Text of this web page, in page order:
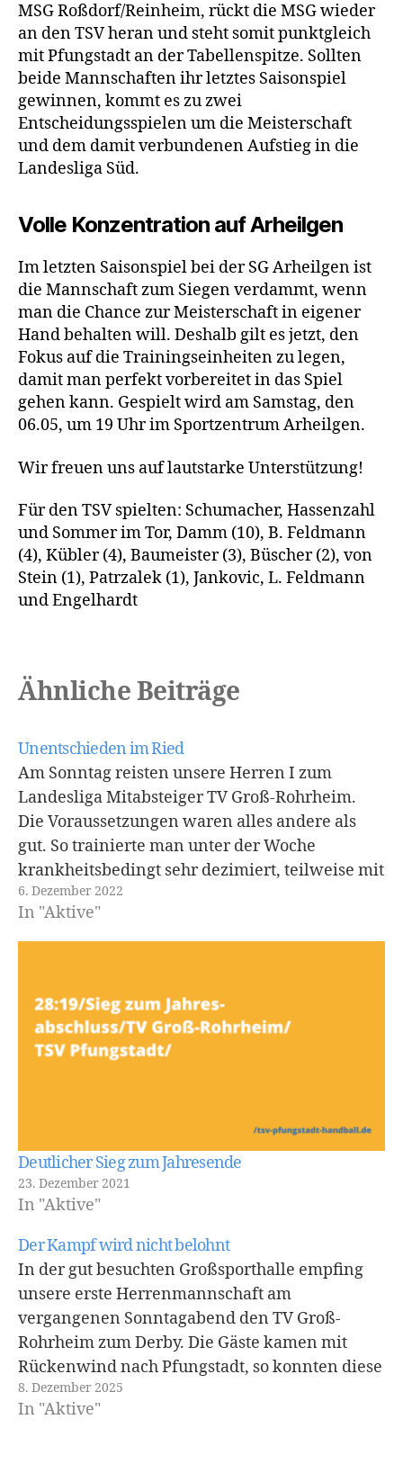
MSG Roßdorf/Reinheim, rückt die MSG wieder
an den TSV heran und steht somit punktgleich
mit Pfungstadt an der Tabellenspitze. Sollten
beide Mannschaften ihr letztes Saisonspiel
gewinnen, kommt es zu zwei
Entscheidungsspielen um die Meisterschaft
und dem damit verbundenen Aufstieg in die
Landesliga Süd.
Volle Konzentration auf Arheilgen
Im letzten Saisonspiel bei der SG Arheilgen ist
die Mannschaft zum Siegen verdammt, wenn
man die Chance zur Meisterschaft in eigener
Hand behalten will. Deshalb gilt es jetzt, den
Fokus auf die Trainingseinheiten zu legen,
damit man perfekt vorbereitet in das Spiel
gehen kann. Gespielt wird am Samstag, den
06.05, um 19 Uhr im Sportzentrum Arheilgen.
Wir freuen uns auf lautstarke Unterstützung!
Für den TSV spielten: Schumacher, Hassenzahl
und Sommer im Tor, Damm (10), B. Feldmann
(4), Kübler (4), Baumeister (3), Büscher (2), von
Stein (1), Patrzalek (1), Jankovic, L. Feldmann
und Engelhardt
Ähnliche Beiträge
Unentschieden im Ried
Am Sonntag reisten unsere Herren I zum
Landesliga Mitabsteiger TV Groß-Rohrheim.
Die Voraussetzungen waren alles andere als
gut. So trainierte man unter der Woche
krankheitsbedingt sehr dezimiert, teilweise mit
sieben Spielern. Dennoch war die Devise klar:
Nach dem spektakulären Heimsieg gegen den
Tabellenführer Roßdorf/Reinheim, hieß es sich
6. Dezember 2022
In "Aktive"
Deutlicher Sieg zum Jahresende
23. Dezember 2021
In "Aktive"
Der Kampf wird nicht belohnt
In der gut besuchten Großsporthalle empfing
unsere erste Herrenmannschaft am
vergangenen Sonntagabend den TV Groß-
Rohrheim zum Derby. Die Gäste kamen mit
Rückenwind nach Pfungstadt, so konnten diese
in den letzten sechs Partien immer Punkten.
Sowohl unser TSV als auch die Gäste gingen mit
8. Dezember 2025
In "Aktive"